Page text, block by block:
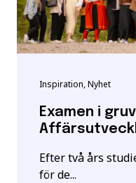
Inspiration, Nyhet
Examen i
Efter två års
för de...